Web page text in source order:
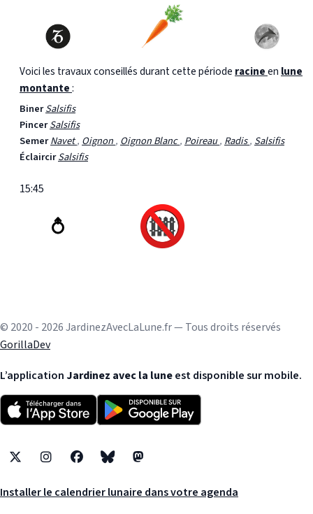
Voici les travaux conseillés durant cette période racineen lune
montante:
BinerSalsifis
PincerSalsifis
SemerNavet, Oignon, Oignon Blanc, Poireau, Radis, Salsifis
ÉclaircirSalsifis
15:45
© 2020 - 2026 JardinezAvecLaLune.fr — Tous droits réservés
GorillaDev
L’application Jardinez avec la luneest disponible sur mobile.
X InstagramFacebookBlueskyMastodon
Installer le calendrier lunaire dans votre agenda